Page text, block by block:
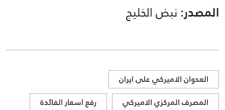
المصدر:نبض الخليج
العدوان الاميركي على ايران
المصرف المركزي الاميركي
رفع اسعار الفائدة